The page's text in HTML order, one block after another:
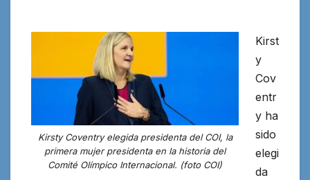
Kirsty Coventry elegida presidenta del COI, la
primera mujer presidenta en la historia del
Comité Olímpico Internacional. (foto COI)
Kirst
y
Cov
entr
y ha
sido
elegi
da